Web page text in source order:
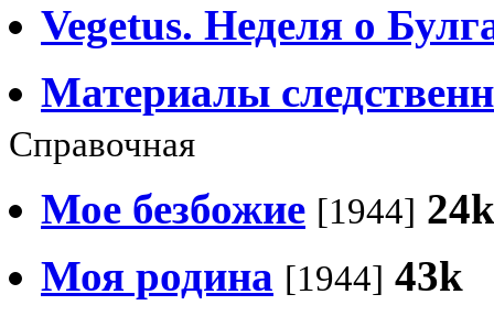
Vegetus. Неделя о
Материалы
Справочная
Мое безбожие [1944] 24k
Моя родина [1944] 43k